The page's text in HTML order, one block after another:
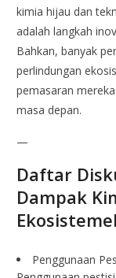
kimia hijau dan
adalah langkah
Bahkan, banyak
perlindungan
pemasaran
masa depan.
—
Daftar
Dampak
Penggunaan